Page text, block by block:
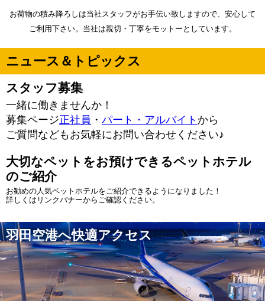
お荷物の積み降ろしは当社スタッフがお手伝い致しますので、安心して
ご利用下さい。当社は親切・丁寧をモットーとしています。
ニュース＆トピックス
スタッフ募集
一緒に働きませんか！
募集ページ正社員 ・ パート・アルバイト から
ご質問などもお気軽にお問い合わせください♪
大切なペットをお預けできるペットホテル
のご紹介
お勧めの人気ペットホテルをご紹介できるようになりました！
詳しくはリンクバナーからご確認ください。
羽田空港へ快適アクセス